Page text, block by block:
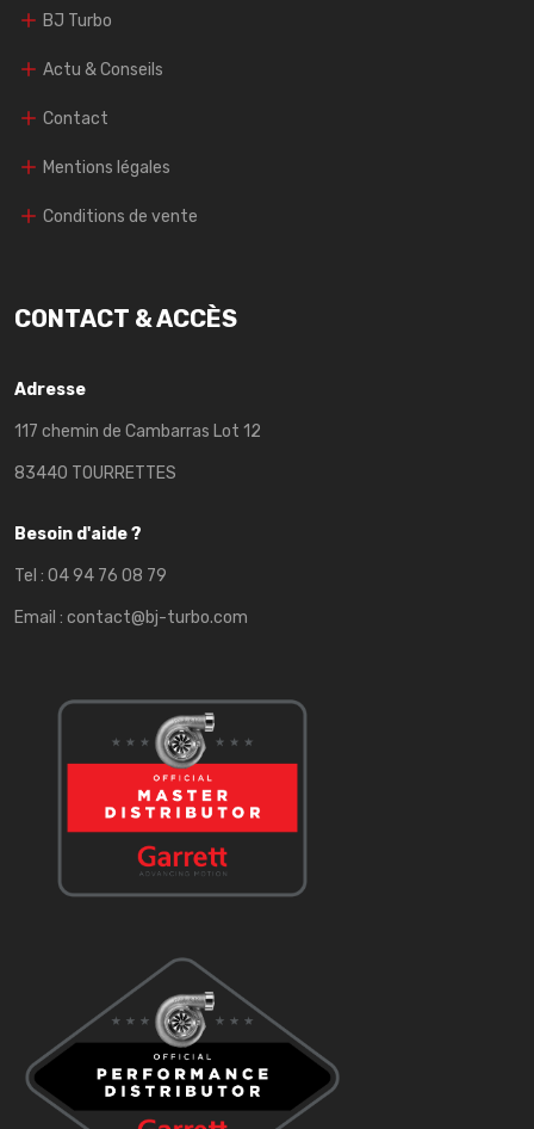
BJ Turbo
Actu & Conseils
Contact
Mentions légales
Conditions de vente
CONTACT & ACCÈS
Adresse
117 chemin de Cambarras Lot 12
83440 TOURRETTES
Besoin d'aide ?
Tel : 04 94 76 08 79
Email : contact@bj-turbo.com